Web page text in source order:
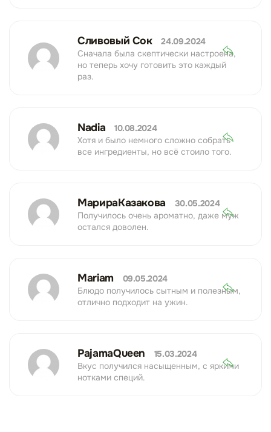
Сливовый Сок
24.09.2024
Сначала была скептически настроена,
но теперь хочу готовить это каждый
раз.
Nadia
10.08.2024
Хотя и было немного сложно собрать
все ингредиенты, но всё стоило того.
МарираКазакова
30.05.2024
Получилось очень ароматно, даже муж
остался доволен.
Mariam
09.05.2024
Блюдо получилось сытным и полезным,
отлично подходит на ужин.
PajamaQueen
15.03.2024
Вкус получился насыщенным, с яркими
нотками специй.